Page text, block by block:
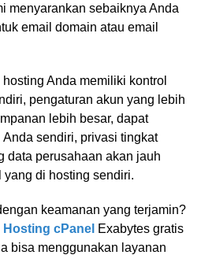
menyarankan sebaiknya Anda
email domain atau email
Anda memiliki kontrol
pengaturan akun yang lebih
lebih besar, dapat
sendiri, privasi tingkat
data perusahaan akan jauh
yang di hosting sendiri.
keamanan yang terjamin?
Hosting cPanel Exabytes gratis
bisa menggunakan layanan